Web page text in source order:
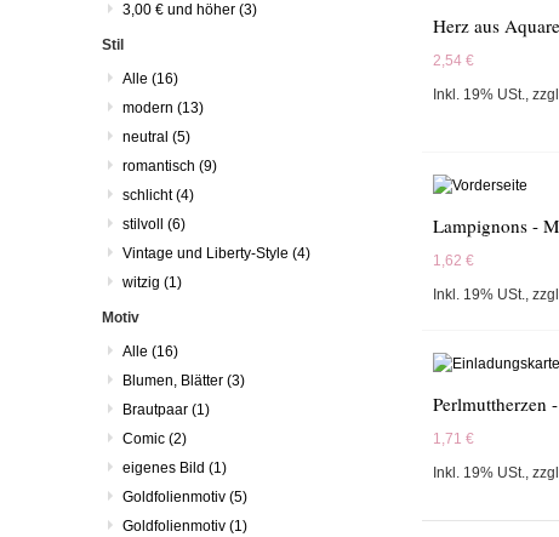
Herz aus
2,54 €
Inkl. 19% USt.,
Lampignons -
1,62 €
Inkl. 19% USt.,
Perlmuttherzen
1,71 €
Inkl. 19% USt.,
3,00 € und höher (3)
Stil
Alle (16)
modern (13)
neutral (5)
romantisch (9)
schlicht(4)
stilvoll (6)
Vintage und Liberty-Style (4)
witzig (1)
Motiv
Alle (16)
Blumen, Blätter (3)
Brautpaar (1)
Comic (2)
eigenes Bild (1)
Goldfolienmotiv (5)
Goldfolienmotiv (1)